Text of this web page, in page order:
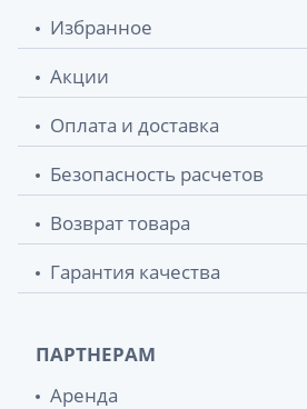
Избранное
Акции
Оплата и доставка
Безопасность расчетов
Возврат товара
Гарантия качества
ПАРТНЕРАМ
Аренда